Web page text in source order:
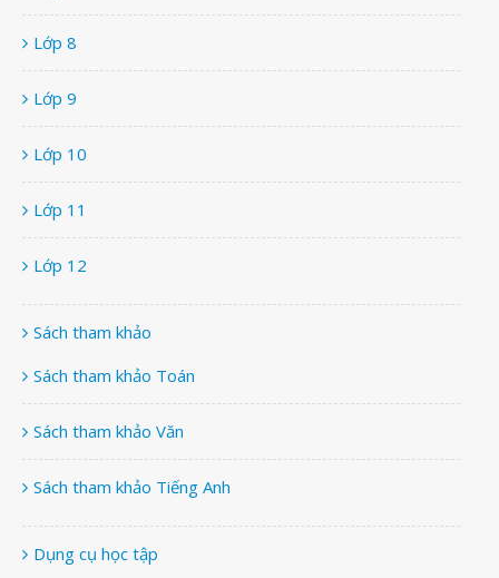
Lớp 8
Lớp 9
Lớp 10
Lớp 11
Lớp 12
Sách tham khảo
Sách tham khảo Toán
Sách tham khảo Văn
Sách tham khảo Tiếng Anh
Dụng cụ học tập